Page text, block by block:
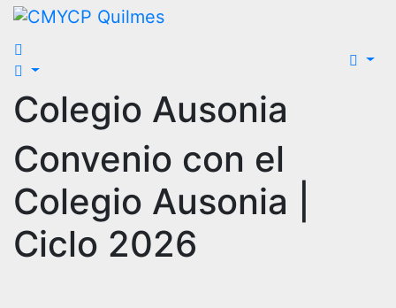
Saltar
contenido
Colegio Ausonia
Convenio con el
Colegio Ausonia
Ciclo 2026